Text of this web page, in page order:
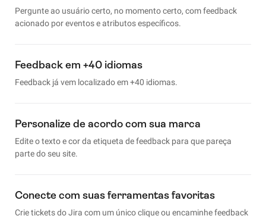
Pergunte ao usuário certo, no momento certo, com feedback
acionado por eventos e atributos específicos.
Feedback em +40 idiomas
Feedback já vem localizado em +40 idiomas.
Personalize de acordo com sua marca
Edite o texto e cor da etiqueta de feedback para que pareça
parte do seu site.
Conecte com suas ferramentas favoritas
Crie tickets do Jira com um único clique ou encaminhe feedback